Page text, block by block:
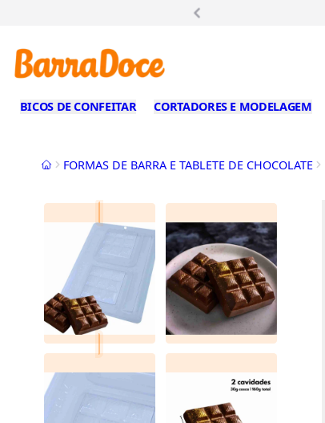
BICOS DE CONFEITAR CORTADORES E MODELAGEM
InícioFORMAS DE BARRA E TABLETE DE CHOCOLATE